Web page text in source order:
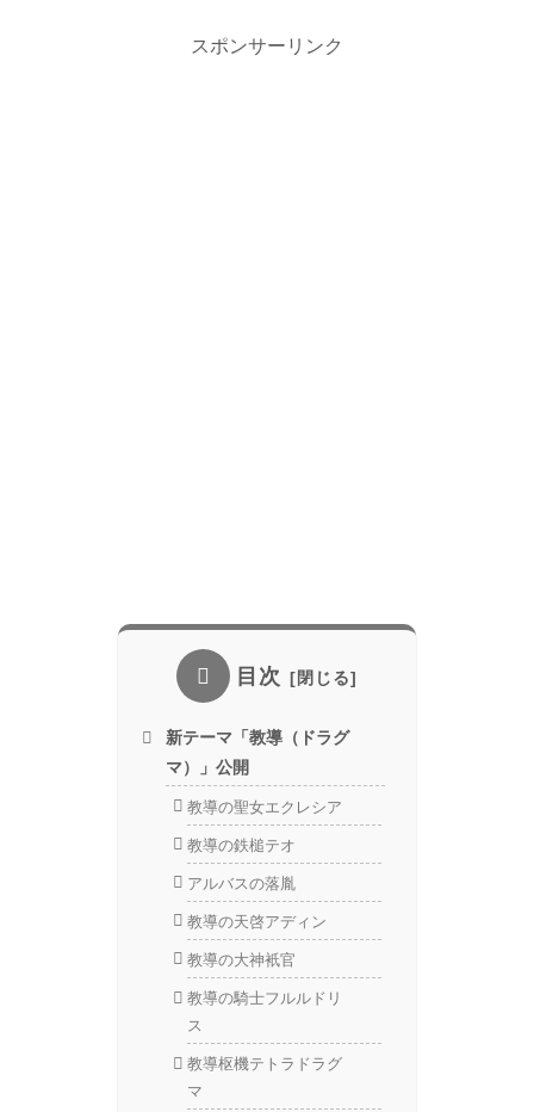
スポンサーリンク
目次
新テーマ「教導（ドラグ
マ）」公開
教導の聖女エクレシア
教導の鉄槌テオ
アルバスの落胤
教導の天啓アディン
教導の大神衹官
教導の騎士フルルドリ
ス
教導枢機テトラドラグ
マ